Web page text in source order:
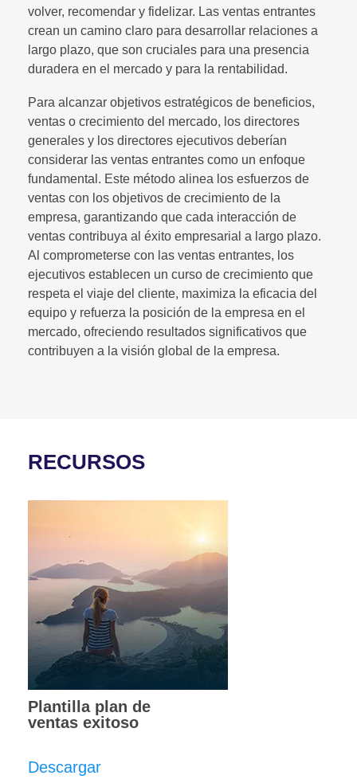
volver, recomendar y fidelizar. Las ventas entrantes
crean un camino claro para desarrollar relaciones a
largo plazo, que son cruciales para una presencia
duradera en el mercado y para la rentabilidad.
Para alcanzar objetivos estratégicos de beneficios,
ventas o crecimiento del mercado, los directores
generales y los directores ejecutivos deberían
considerar las ventas entrantes como un enfoque
fundamental. Este método alinea los esfuerzos de
ventas con los objetivos de crecimiento de la
empresa, garantizando que cada interacción de
ventas contribuya al éxito empresarial a largo plazo.
Al comprometerse con las ventas entrantes, los
ejecutivos establecen un curso de crecimiento que
respeta el viaje del cliente, maximiza la eficacia del
equipo y refuerza la posición de la empresa en el
mercado, ofreciendo resultados significativos que
contribuyen a la visión global de la empresa.
RECURSOS
Plantilla plan de
ventas exitoso
Descargar